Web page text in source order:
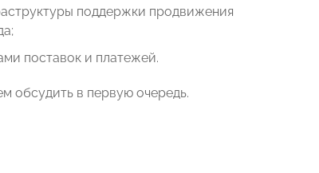
поддержки продвижения
поставок и платежей.
обсудить в первую очередь.